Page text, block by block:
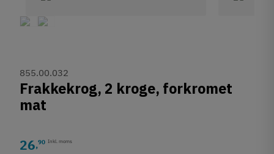
855.00.032
Frakkekrog, 2 kroge, forkromet
mat
26,90 Inkl. moms